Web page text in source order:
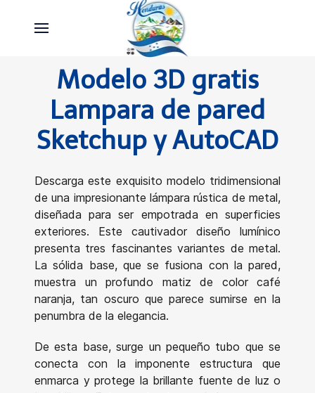
Modelo 3D gratis
Lampara de pared
Sketchup y AutoCAD
Descarga este exquisito modelo tridimensional
de una impresionante lámpara rústica de metal,
diseñada para ser empotrada en superficies
exteriores. Este cautivador diseño lumínico
presenta tres fascinantes variantes de metal.
La sólida base, que se fusiona con la pared,
muestra un profundo matiz de color café
naranja, tan oscuro que parece sumirse en la
penumbra de la elegancia.
De esta base, surge un pequeño tubo que se
conecta con la imponente estructura que
enmarca y protege la brillante fuente de luz o